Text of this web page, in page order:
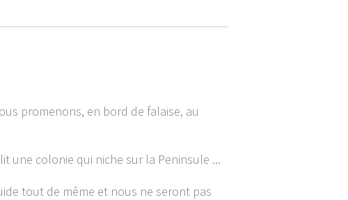
promenons, en bord de falaise, au
une colonie qui niche sur la Peninsule ...
tout de même et nous ne seront pas